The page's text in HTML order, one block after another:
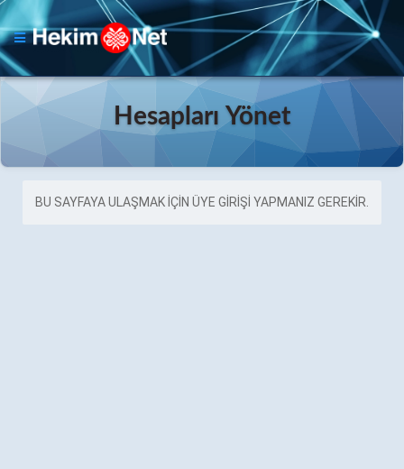
Hesapları Yönet
BU SAYFAYA ULAŞMAK IÇIN ÜYE GIRIŞI YAPMANIZ GEREKIR.